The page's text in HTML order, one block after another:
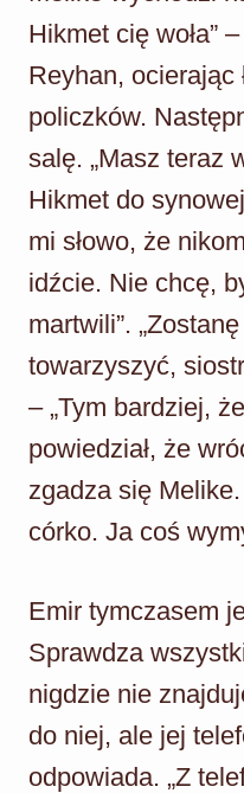
Hikmet cię woła”
Reyhan, ocierając
policzków.
salę. „Masz teraz
Hikmet do
mi słowo, że
idźcie. Nie chcę,
martwili”.
towarzyszyć,
– „Tym bardziej,
powiedział, że
zgadza się
córko. Ja coś
Emir tymczasem
Sprawdza
nigdzie nie
do niej, ale jej
odpowiada. „Z